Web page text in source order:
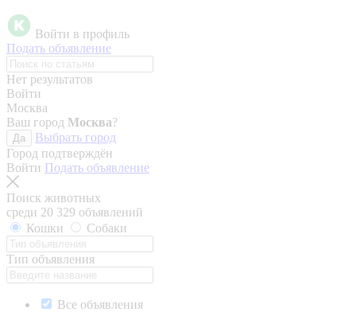
Войти в профиль
Подать объявление
Нет результатов
Войти
Москва
Ваш город Москва?
Да
Выбрать город
Город подтверждён
Войти Подать объявление
Поиск животных
среди 20 329 объявлений
Кошки
Собаки
Тип объявления
Все объявления